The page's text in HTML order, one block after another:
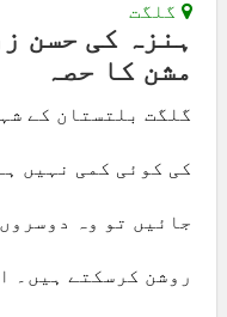
گلگت
ہنزہ کی حسن
مشن کا حصہ
گلگت بلتستان کے
کی کوئی کمی نہیں
جائیں تو وہ
روشن کرسکتے ہیں۔